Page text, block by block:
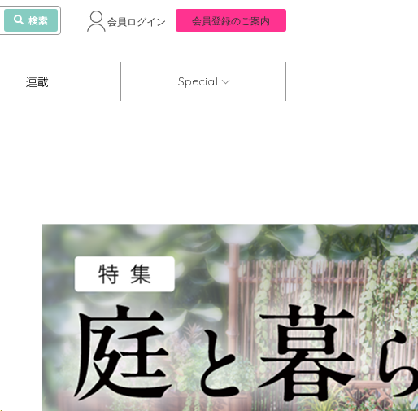
検索 会員ログイン 会員登録のご案内
連載 Special